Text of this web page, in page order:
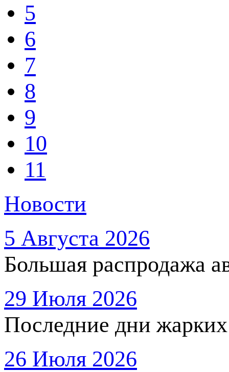
5
6
7
8
9
10
11
Новости
5 Августа 2026
Большая распродажа
29 Июля 2026
Последние дни
26 Июля 2026